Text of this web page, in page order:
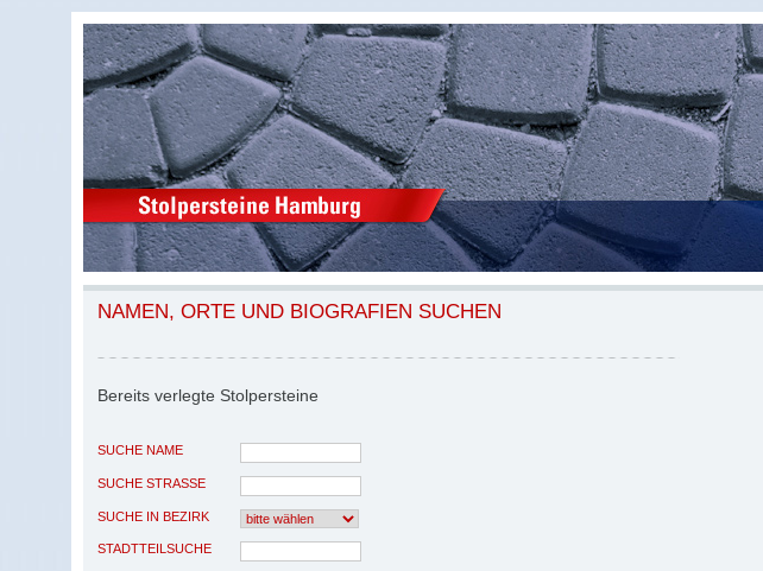
NAMEN, ORTE UND BIOGRAFIEN SUCHEN
Bereits verlegte Stolpersteine
SUCHE NAME
SUCHE STRASSE
SUCHE IN BEZIRK
STADTTEILSUCHE